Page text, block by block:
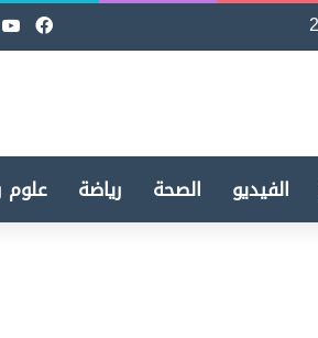
الفيديو الصحة رياضة علوم